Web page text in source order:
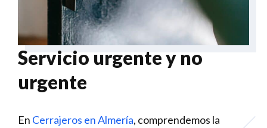
Servicio urgente y no
urgente
En Cerrajeros en Almería, comprendemos la